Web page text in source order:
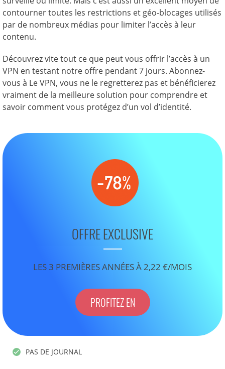
contourner toutes les restrictions et géo-blocages utilisés
par de nombreux médias pour limiter l’accès à leur
contenu.
Découvrez vite tout ce que peut vous offrir l’accès à un
VPN en testant notre offre pendant 7 jours. Abonnez-
vous à Le VPN, vous ne le regretterez pas et bénéficierez
vraiment de la meilleure solution pour comprendre et
savoir comment vous protégez d’un vol d’identité.
OFFRE EXCLUSIVE
LES 3 PREMIÈRES ANNÉES À 2,22 €/MOIS
PROFITEZ EN
PAS DE JOURNAL